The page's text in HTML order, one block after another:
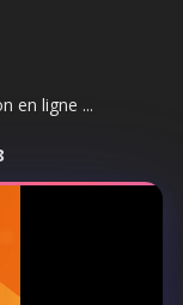
en ligne ...